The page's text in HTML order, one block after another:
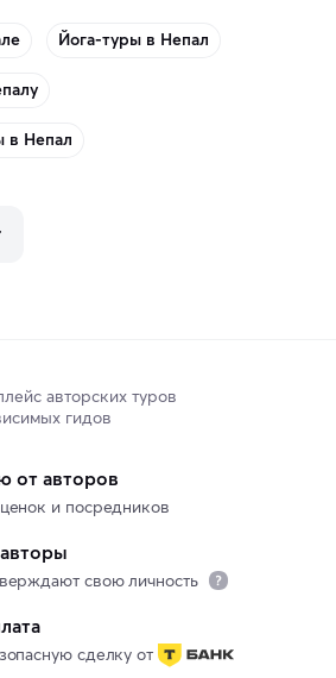
Йога-туры в Непал
в Непал
авторских туров
гидов
от авторов
и посредников
свою личность
сделку от